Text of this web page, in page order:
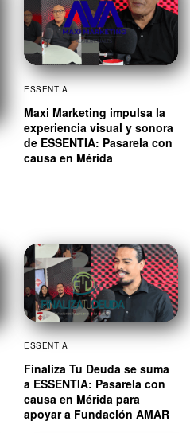
ESSENTIA
Maxi Marketing impulsa la
experiencia visual y sonora
de ESSENTIA: Pasarela con
causa en Mérida
ESSENTIA
Finaliza Tu Deuda se suma
a ESSENTIA: Pasarela con
causa en Mérida para
apoyar a Fundación AMAR